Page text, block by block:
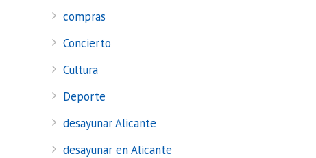
compras
Concierto
Cultura
Deporte
desayunar Alicante
desayunar en Alicante